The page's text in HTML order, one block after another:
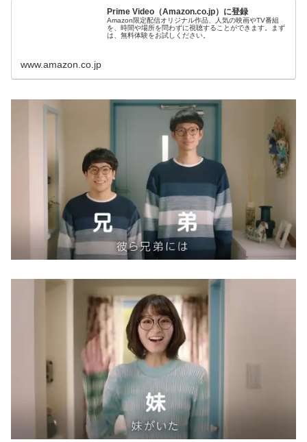
Prime Video（Amazon.co.jp）に登録
Amazon限定配信オリジナル作品、人気の映画やTV番組
を、時間や場所を問わずに視聴することができます。まず
は、無料体験をお試しください。
www.amazon.co.jp